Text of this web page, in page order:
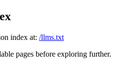
index at: /llms.txt
pages before exploring further.